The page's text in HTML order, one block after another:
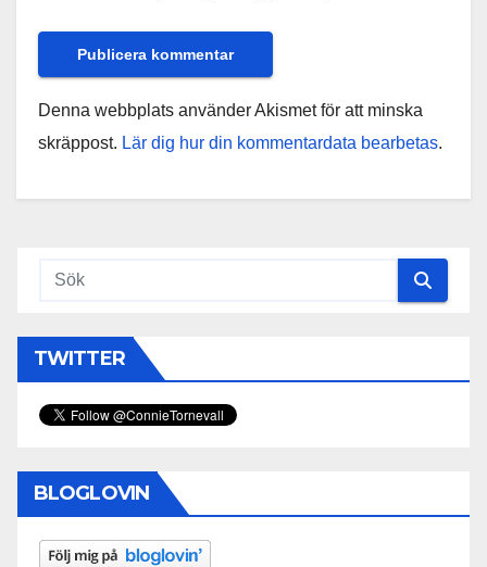
Denna webbplats använder Akismet för att minska
skräppost. Lär dig hur din kommentardata bearbetas.
TWITTER
BLOGLOVIN